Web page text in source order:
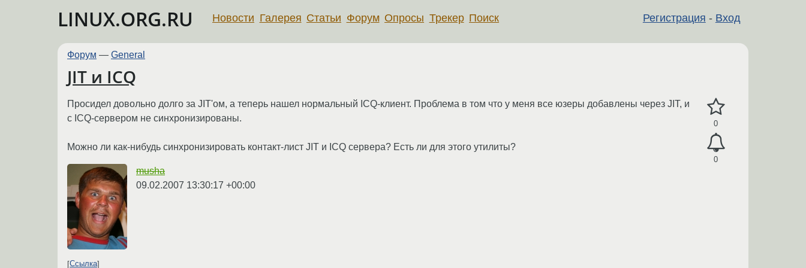
LINUX.ORG.RU Регистрация - Вход
Новости Галерея Статьи Форум Опросы Трекер Поиск
Форум — General
JIT и ICQ
0
0
Просидел довольно долго за JIT'ом, а теперь нашел нормальный ICQ-клиент. Проблема в том что у меня все юзеры добавлены через JIT, и
с ICQ-сервером не синхронизированы.
Можно ли как-нибудь синхронизировать контакт-лист JIT и ICQ сервера? Есть ли для этого утилиты?
musha
09.02.2007 13:30:17 +00:00
Ссылка